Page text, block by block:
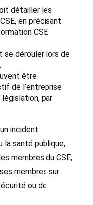
détailler les
en précisant
CSE
se dérouler lors de
être
de l’entreprise
législation, par
incident
la santé publique,
membres du CSE,
membres sur
ou de